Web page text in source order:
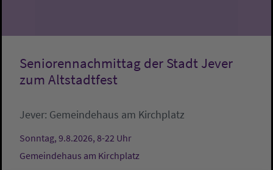
Seniorennachmittag der Stadt Jever
zum Altstadtfest
Jever: Gemeindehaus am Kirchplatz
Sonntag, 9.8.2026, 8-22 Uhr
Gemeindehaus am Kirchplatz